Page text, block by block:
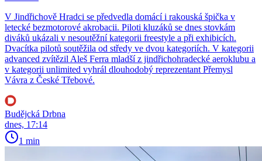
V Jindřichově Hradci se předvedla domácí i rakouská špička v
letecké bezmotorové akrobacii. Piloti kluzáků se dnes stovkám
diváků ukázali v nesoutěžní kategorii freestyle a při exhibicích.
Dvacítka pilotů soutěžila od středy ve dvou kategoriích. V kategorii
advanced zvítězil Aleš Ferra mladší z jindřichohradecké aeroklubu a
v kategorii unlimited vyhrál dlouhodobý reprezentant Přemysl
Vávra z České Třebové.
Budějcká Drbna
dnes, 17:14
1 min